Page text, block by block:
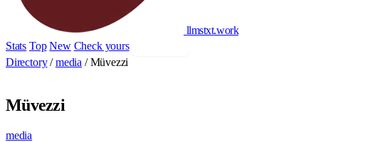
llmstxt.work
Stats Top New Check yours
Directory / media / Müvezzi
Müvezzi
media